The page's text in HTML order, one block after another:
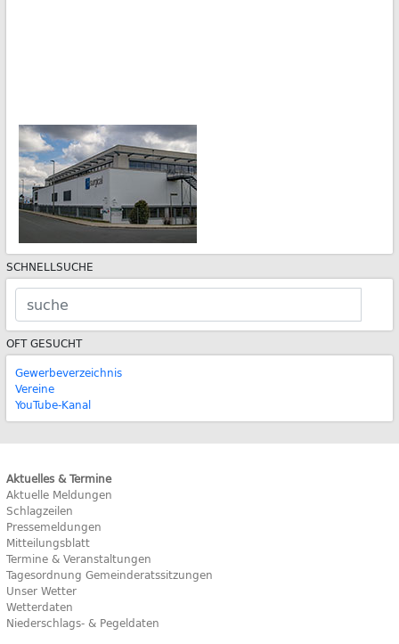
SCHNELLSUCHE
OFT GESUCHT
Gewerbeverzeichnis
Vereine
YouTube-Kanal
Aktuelles & Termine
Aktuelle Meldungen
Schlagzeilen
Pressemeldungen
Mitteilungsblatt
Termine & Veranstaltungen
Tagesordnung Gemeinderatssitzungen
Unser Wetter
Wetterdaten
Niederschlags- & Pegeldaten